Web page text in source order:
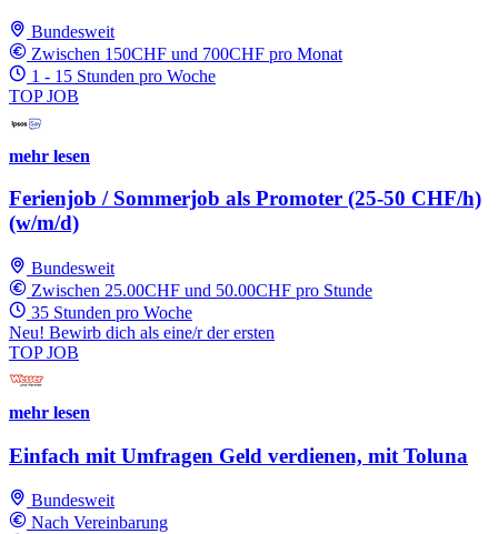
Bundesweit
Zwischen 150CHF und 700CHF pro Monat
1 - 15 Stunden pro Woche
TOP JOB
mehr lesen
Ferienjob / Sommerjob als Promoter (25-50 CHF/h)
(w/m/d)
Bundesweit
Zwischen 25.00CHF und 50.00CHF pro Stunde
35 Stunden pro Woche
Neu! Bewirb dich als eine/r der ersten
TOP JOB
mehr lesen
Einfach mit Umfragen Geld verdienen, mit Toluna
Bundesweit
Nach Vereinbarung